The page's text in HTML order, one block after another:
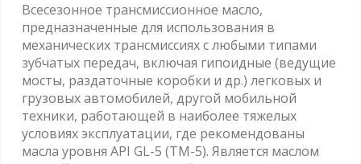
Всесезонное трансмиссионное масло,
предназначенные для использования в
механических трансмиссиях с любыми типами
зубчатых передач, включая гипоидные (ведущие
мосты, раздаточные коробки и др.) легковых и
грузовых автомобилей, другой мобильной
техники, работающей в наиболее тяжелых
условиях эксплуатации, где рекомендованы
масла уровня API GL-5 (ТМ-5). Является маслом